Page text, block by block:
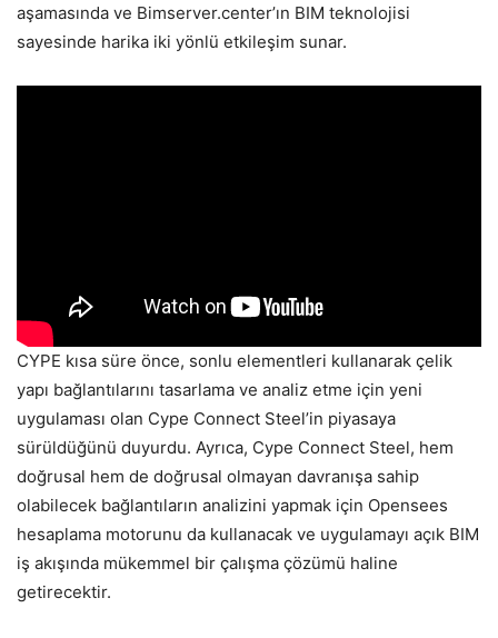
aşamasında ve Bimserver.center’ın BIM teknolojisi
sayesinde harika iki yönlü etkileşim sunar.
CYPE kısa süre önce, sonlu elementleri kullanarak çelik
yapı bağlantılarını tasarlama ve analiz etme için yeni
uygulaması olan Cype Connect Steel’in piyasaya
sürüldüğünü duyurdu. Ayrıca, Cype Connect Steel, hem
doğrusal hem de doğrusal olmayan davranışa sahip
olabilecek bağlantıların analizini yapmak için Opensees
hesaplama motorunu da kullanacak ve uygulamayı açık BIM
iş akışında mükemmel bir çalışma çözümü haline
getirecektir.